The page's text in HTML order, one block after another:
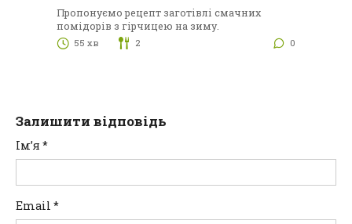
Пропонуємо рецепт заготівлі смачних
помідорів з гірчицею на зиму.
55 хв 2 0
Залишити відповідь
Ім’я *
Email *